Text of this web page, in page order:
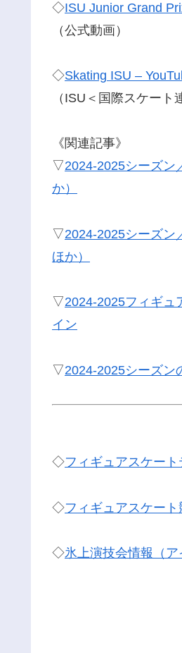
◇ISU Junior Grand
（公式動画）
◇Skating ISU –
（ISU＜国際スケート
《関連記事》
▽2024-2025シーズン
か）
▽2024-2025シーズン
ほか）
▽2024-2025フィギュ
イン
▽2024-2025シーズン
◇フィギュアスケー
◇フィギュアスケート
◇氷上演技会情報（ア